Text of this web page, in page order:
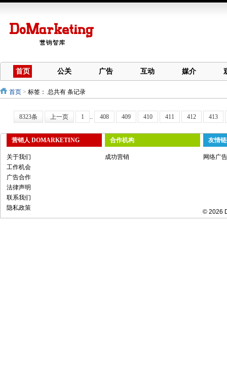
首页 公关 广告 互动 媒介
首页 > 标签： 总共有 条记录
8323条 上一页 1 .. 408 409 410 411 412 413
营销人 DOMARKETING
关于我们
工作机会
广告合作
法律声明
联系我们
隐私政策
合作机构
成功营销
友情
网络广
© 2026